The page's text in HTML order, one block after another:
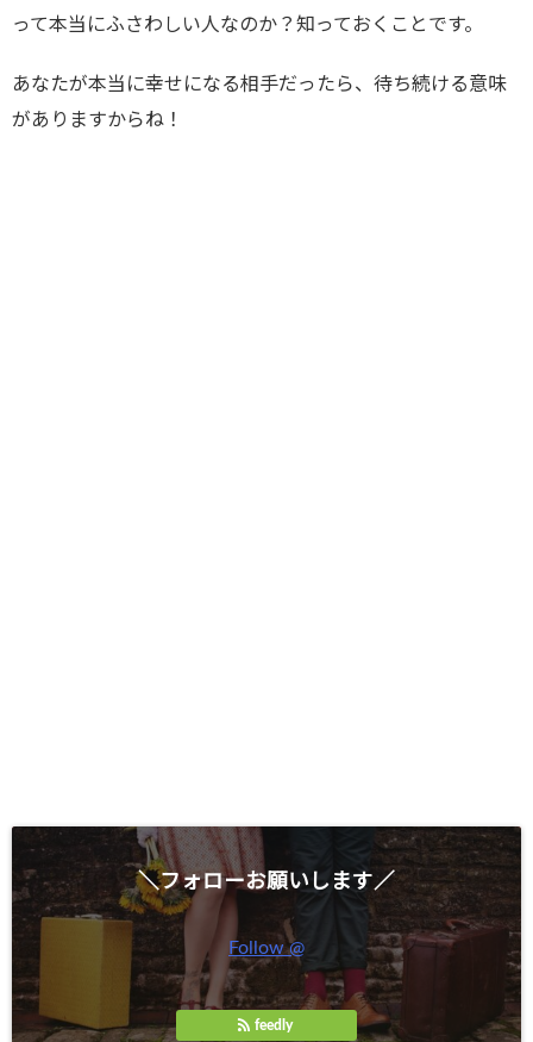
って本当にふさわしい人なのか？知っておくことです。
あなたが本当に幸せになる相手だったら、待ち続ける意味
がありますからね！
＼フォローお願いします／
Follow @
feedly